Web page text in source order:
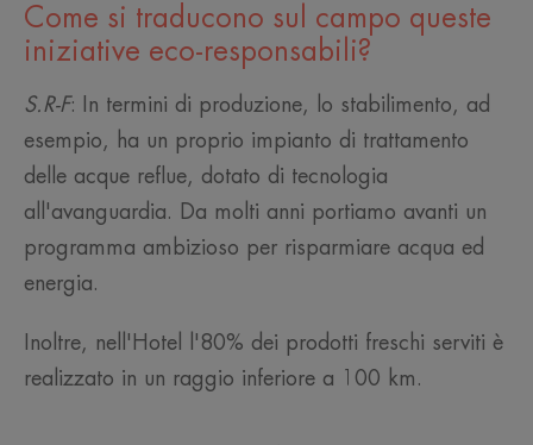
Come si traducono sul campo queste
iniziative eco-responsabili?
S.R-F: In termini di produzione, lo stabilimento, ad
esempio, ha un proprio impianto di trattamento
delle acque reflue, dotato di tecnologia
all'avanguardia. Da molti anni portiamo avanti un
programma ambizioso per risparmiare acqua ed
energia.
Inoltre, nell'Hotel l'80% dei prodotti freschi serviti è
realizzato in un raggio inferiore a 100 km.